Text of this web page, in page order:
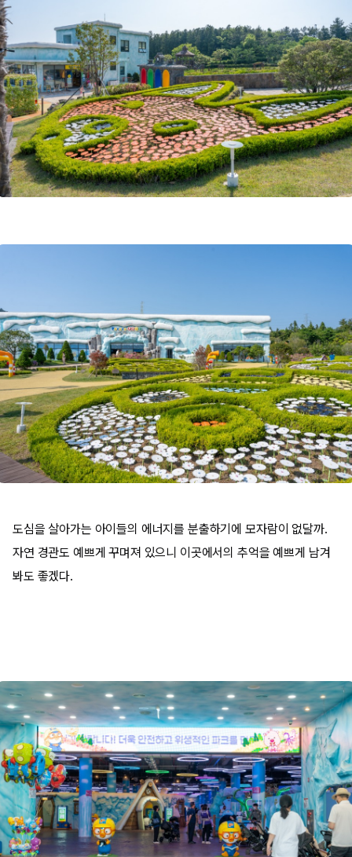
도심을 살아가는 아이들의 에너지를 분출하기에 모자람이 없달까.
자연 경관도 예쁘게 꾸며져 있으니 이곳에서의 추억을 예쁘게 남겨
봐도 좋겠다.